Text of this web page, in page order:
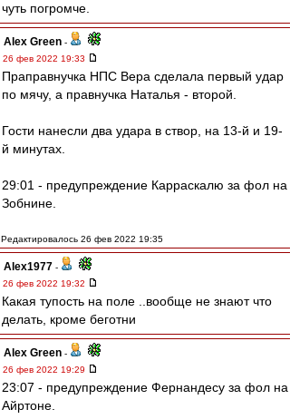
чуть погромче.
Alex Green -
26 фев 2022 19:33
Праправнучка НПС Вера сделала первый удар
по мячу, а правнучка Наталья - второй.
Гости нанесли два удара в створ, на 13-й и 19-
й минутах.
29:01 - предупреждение Карраскалю за фол на
Зобнине.
Редактировалось 26 фев 2022 19:35
Alex1977 -
26 фев 2022 19:32
Какая тупость на поле ..вообще не знают что
делать, кроме беготни
Alex Green -
26 фев 2022 19:29
23:07 - предупреждение Фернандесу за фол на
Айртоне.